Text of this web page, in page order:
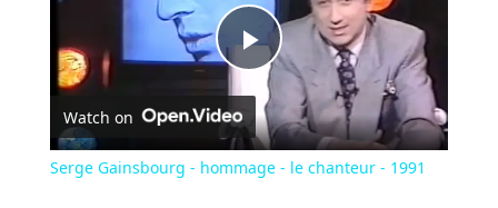
Play
Video
Watch on
Serge Gainsbourg - hommage - le chanteur - 1991